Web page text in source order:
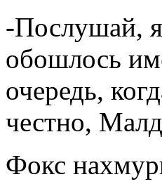
-Послушай, я
обошлось
очередь,
честно,
Фокс